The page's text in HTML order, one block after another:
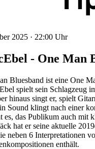
2025 · 22:00 Uhr
- One Man
Bluesband ist eine One
spielt sein Schlagzeug
hinaus singt er, spielt
Sound klingt nach einer
es, das Publikum auch mit
hat er seine aktuelle
neben 6 Interpretationen
enthält.